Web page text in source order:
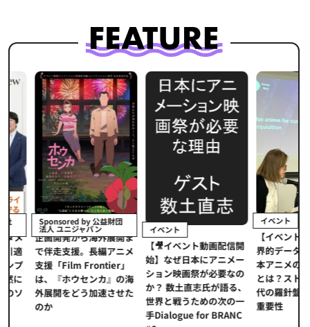
Sponsored by 公益財団
法人 ユニジャパン
企画開発から海外展開ま
で伴走支援。長編アニメ
支援「Film Frontier」
は、『ホウセンカ』の海
外展開をどう加速させた
のか
イベント
【🎥イベント動画配信開
始】なぜ日本にアニメー
ション映画祭が必要なの
か？ 数土直志氏が語る、
世界と戦うための次の一
手Dialogue for BRANC
イベント
【イベントレポ
界的データ企業
本アニメの「真
とは？ストリー
代の羅針盤「デ
重要性